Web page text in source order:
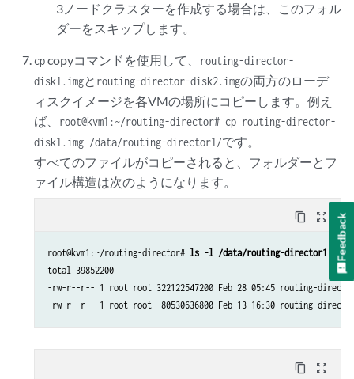
3ノードクラスターを作成する場合は、このフォル
ダーをスキップします。
cpcopyコマンドを使用して、 routing-director-
disk1.imgと routing-director-disk2.imgの両方のローデ
ィスクイメージを各VMの場所にコピーします。例え
ば、 root@kvm1:~/routing-director# cp routing-director-
disk1.img /data/routing-director1/です。
すべてのファイルがコピーされると、フォルダーとフ
ァイル構造は次のようになります。
content_copy zoom_out_map
root@kvm1:~/routing-director# ls -l /data/routing-director1
total 39852200
-rw-r--r-- 1 root root 322122547200 Feb 28 05:45 routing-
-rw-r--r-- 1 root root  80530636800 Feb 13 16:30 routing-
content_copy zoom_out_map
Feedback